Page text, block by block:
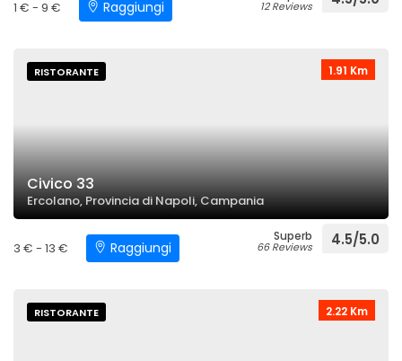
1 € - 9 € Raggiungi 12 Reviews
1.91 Km
RISTORANTE
Civico 33
Ercolano, Provincia di Napoli, Campania
3 € - 13 € Raggiungi
Superb
66 Reviews 4.5/5.0
2.22 Km
RISTORANTE